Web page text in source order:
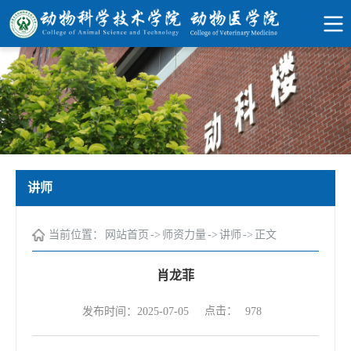
讲师
当前位置： 网站首页 -> 师资力量-> 讲师 -> 正文
肖龙菲
发布时间：2025-07-05 点击： 978